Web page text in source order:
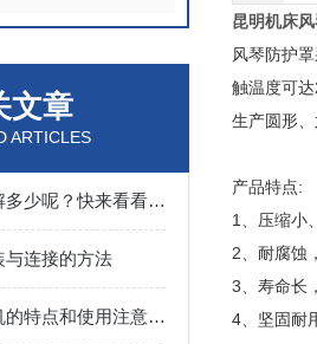
文章
ARTICLES
你对防护罩了解多少呢？快来看看吧！
与连接的方法
机床自动排屑机的特点和使用注意事项
昆明机床
风琴防护
触温度可
生产圆形
产品特点:
1、压缩小
2、耐腐蚀
3、寿命长
4、坚固耐